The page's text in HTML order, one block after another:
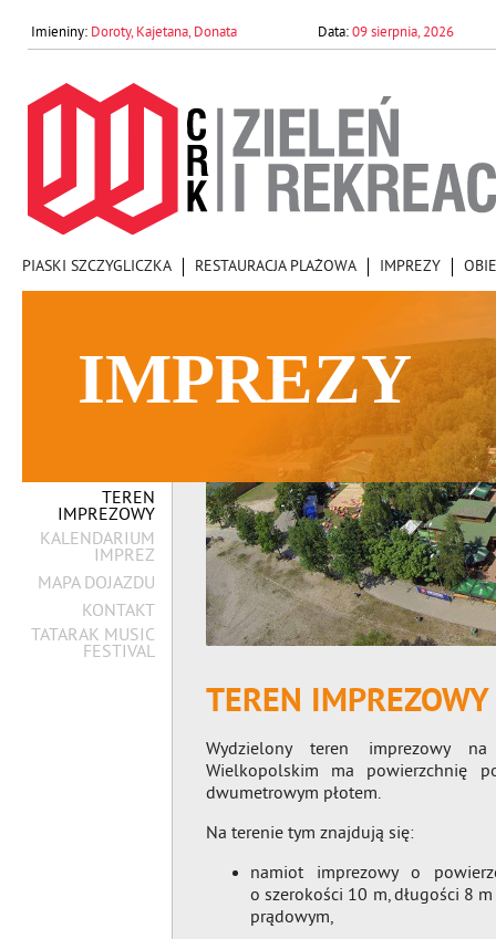
Doroty, Kajetana, Donata 09 sierpnia, 2026
PIASKI SZCZYGLICZKA RESTAURACJA PLAŻOWA IMPREZY
IMPREZY
TEREN
IMPREZOWY
KALENDARIUM
IMPREZ
MAPA DOJAZDU
KONTAKT
TATARAK MUSIC
FESTIVAL
TEREN IMPREZOWY
Wydzielony teren imprezowy
Wielkopolskim ma powierzchnię
dwumetrowym płotem.
Na terenie tym znajdują się:
namiot imprezowy o
o szerokości 10 m, długości 8
prądowym,